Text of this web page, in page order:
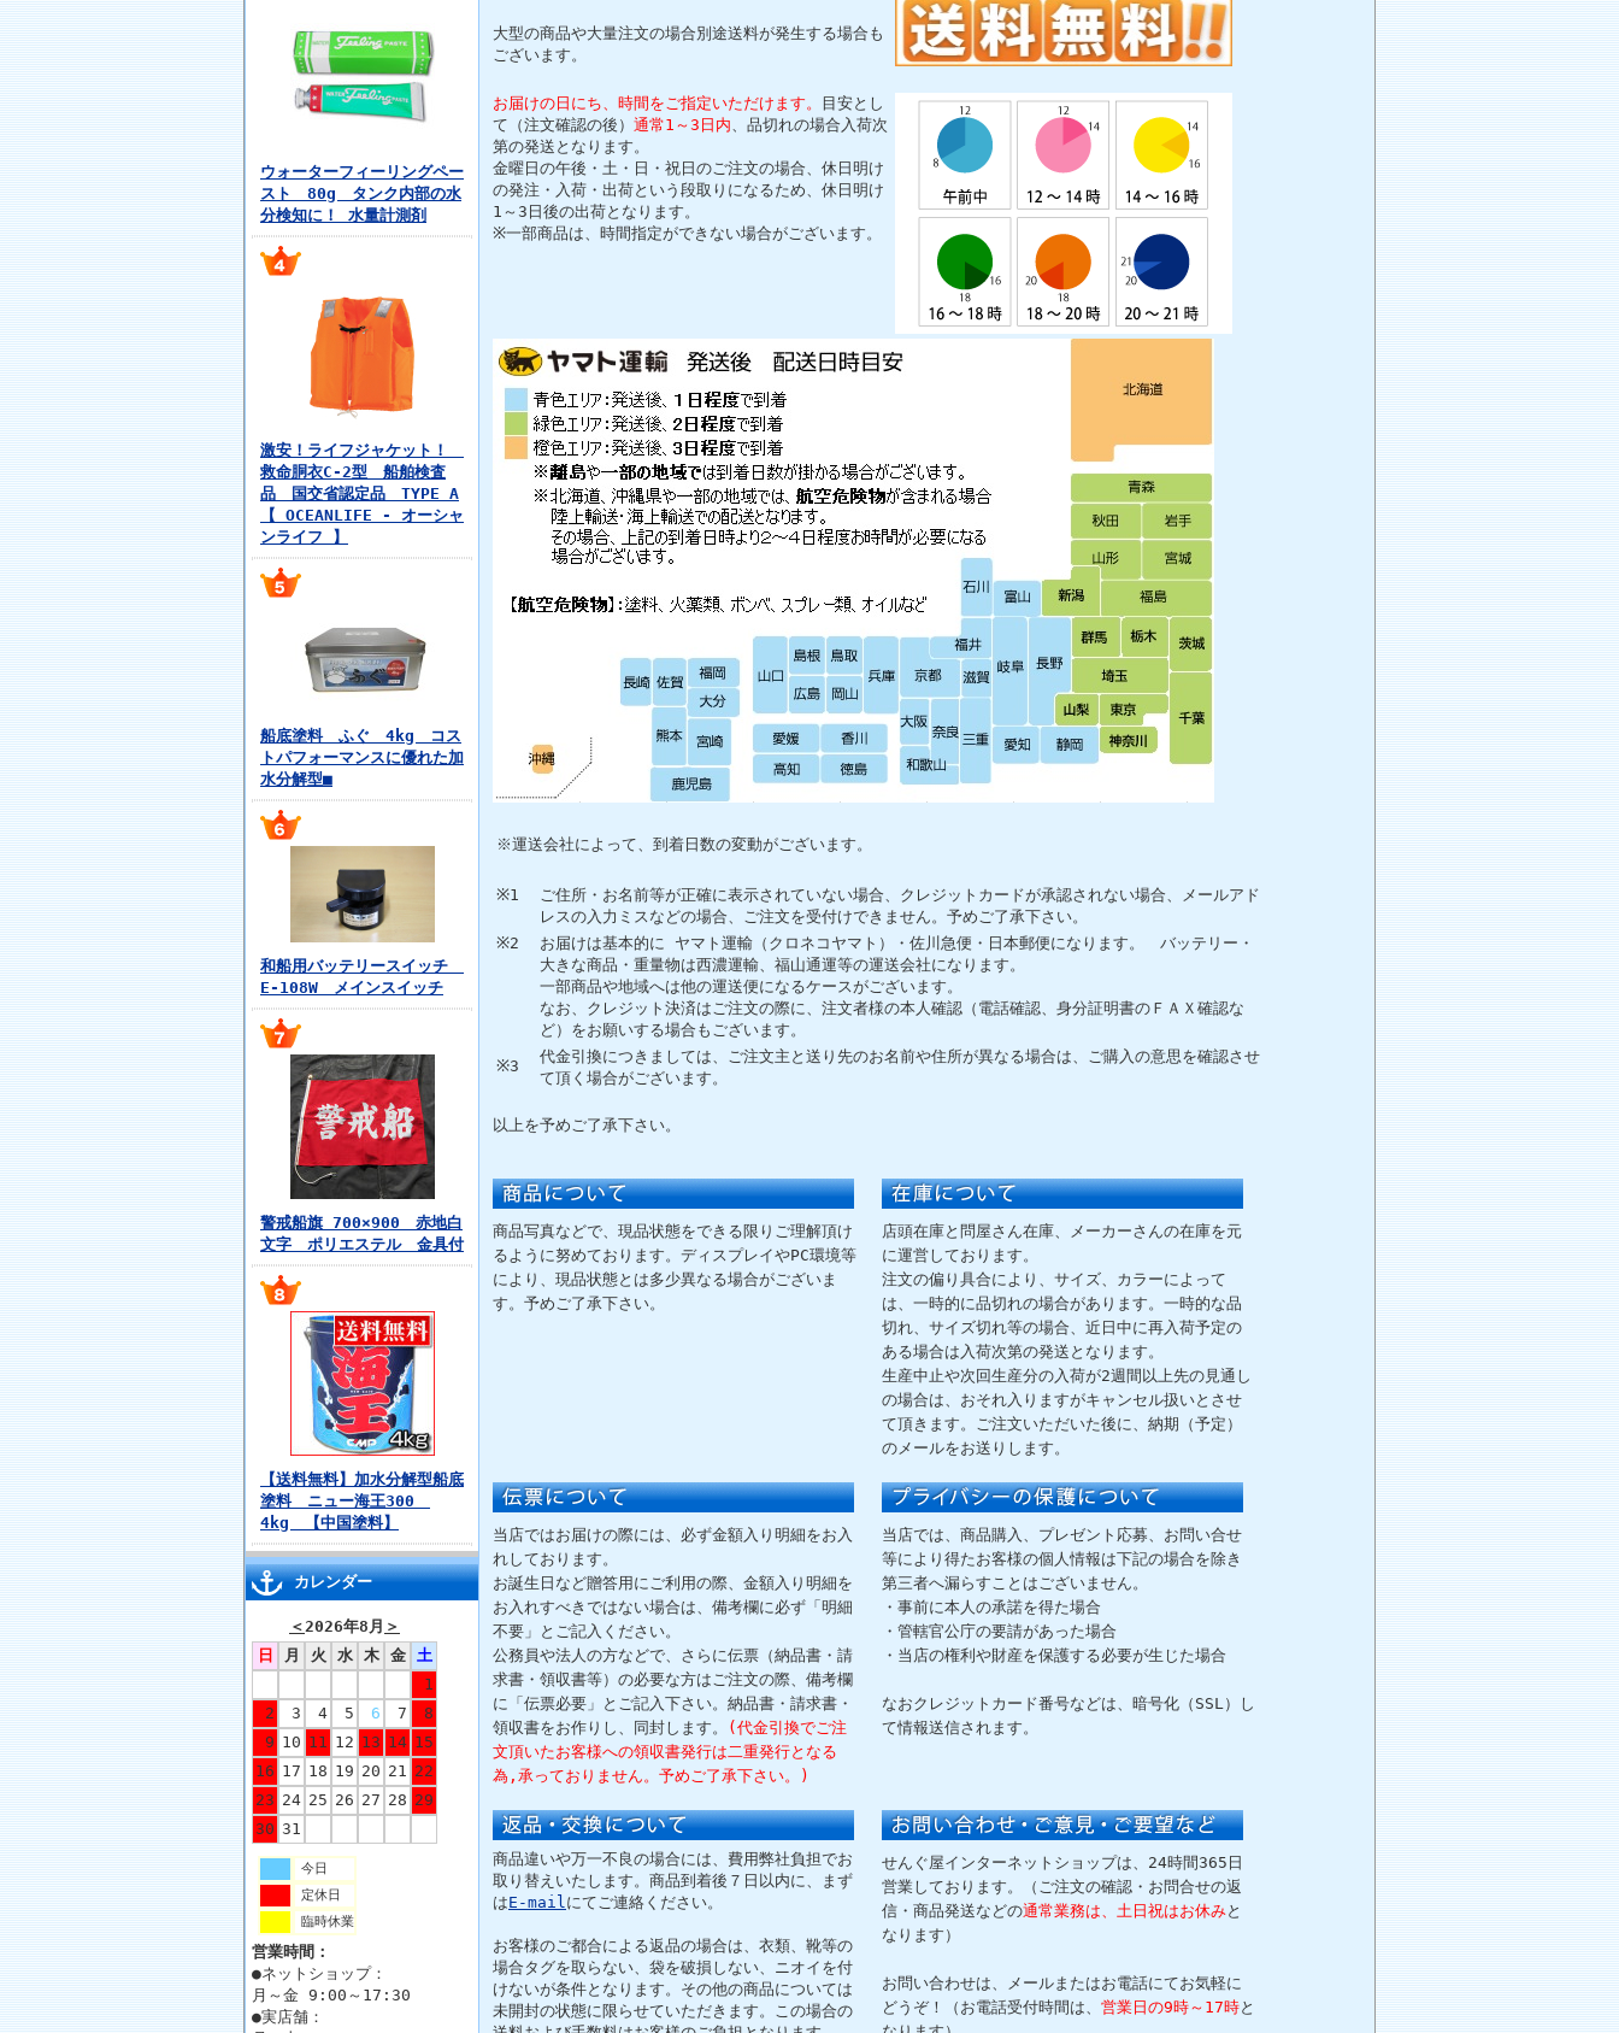
ウォーターフィーリングペー
スト 80g タンク内部の水
分検知に！ 水量計測剤
激安！ライフジャケット！
救命胴衣C-2型 船舶検査
品 国交省認定品 TYPE A
【 OCEANLIFE - オーシャ
ンライフ 】
船底塗料 ふぐ 4kg コス
トパフォーマンスに優れた加
水分解型■
和船用バッテリースイッチ
E-108W メインスイッチ
警戒船旗 700×900 赤地白
文字 ポリエステル 金具付
【送料無料】加水分解型船底
塗料 ニュー海王300
4kg 【中国塗料】
カレンダー
＜ 2026年8月 ＞
日
月 火 水 木 金
土
1
2
3 4 5 6 7
8
9 10 11 12 13 14 15
16 17 18 19 20 21
22
23 24 25 26 27 28 29
30 31
今日
定休日
臨時休業
営業時間：
●ネットショップ：
月～金 9:00～17:30
●実店舗：
大型の商品や大量注文の場合別途送料が発生する場合も
ございます。
お届けの日にち、時間をご指定いただけます。
目安とし
て（注文確認の後） 通常1～3日内、品切れの場合入荷次
第の発送となります。
金曜日の午後・土・日・祝日のご注文の場合、休日明け
の発注・入荷・出荷という段取りになるため、休日明け
1～3日後の出荷となります。
※一部商品は、時間指定ができない場合がございます。
※運送会社によって、到着日数の変動がございます。
※1
ご住所・お名前等が正確に表示されていない場合、クレジットカードが承認されない場合、メールアド
レスの入力ミスなどの場合、ご注文を受付けできません。予めご了承下さい。
※2
お届けは基本的に ヤマト運輸（クロネコヤマト）・佐川急便・日本郵便になります。 バッテリー・
大きな商品・重量物は西濃運輸、福山通運等の運送会社になります。
一部商品や地域へは他の運送便になるケースがございます。
なお、クレジット決済はご注文の際に、注文者様の本人確認（電話確認、身分証明書のＦＡＸ確認な
ど）をお願いする場合もございます。
※3
代金引換につきましては、ご注文主と送り先のお名前や住所が異なる場合は、ご購入の意思を確認させ
て頂く場合がございます。
以上を予めご了承下さい。
商品写真などで、現品状態をできる限りご理解頂け
るように努めております。ディスプレイやPC環境等
により、現品状態とは多少異なる場合がございま
す。予めご了承下さい。
店頭在庫と問屋さん在庫、メーカーさんの在庫を元
に運営しております。
注文の偏り具合により、サイズ、カラーによって
は、一時的に品切れの場合があります。一時的な品
切れ、サイズ切れ等の場合、近日中に再入荷予定の
ある場合は入荷次第の発送となります。
生産中止や次回生産分の入荷が2週間以上先の見通し
の場合は、おそれ入りますがキャンセル扱いとさせ
て頂きます。ご注文いただいた後に、納期（予定）
のメールをお送りします。
当店ではお届けの際には、必ず金額入り明細をお入
れしております。
お誕生日など贈答用にご利用の際、金額入り明細を
お入れすべきではない場合は、備考欄に必ず「明細
不要」とご記入ください。
公務員や法人の方などで、さらに伝票（納品書・請
求書・領収書等）の必要な方はご注文の際、備考欄
に「伝票必要」とご記入下さい。納品書・請求書・
領収書をお作りし、同封します。
(代金引換でご注
文頂いたお客様への領収書発行は二重発行となる
為,承っておりません。予めご了承下さい。)
当店では、商品購入、プレゼント応募、お問い合せ
等により得たお客様の個人情報は下記の場合を除き
第三者へ漏らすことはございません。
・事前に本人の承諾を得た場合
・管轄官公庁の要請があった場合
・当店の権利や財産を保護する必要が生じた場合
なおクレジットカード番号などは、暗号化（SSL）し
て情報送信されます。
商品違いや万一不良の場合には、費用弊社負担でお
取り替えいたします。商品到着後７日以内に、まず
はE-mailにてご連絡ください。
お客様のご都合による返品の場合は、衣類、靴等の
場合タグを取らない、袋を破損しない、ニオイを付
けないが条件となります。その他の商品については
未開封の状態に限らせていただきます。この場合の
せんぐ屋インターネットショップは、24時間365日
営業しております。（ご注文の確認・お問合せの返
信・商品発送などの通常業務は、土日祝はお休みと
なります）
お問い合わせは、メールまたはお電話にてお気軽に
どうぞ！（お電話受付時間は、 営業日の9時～17時と